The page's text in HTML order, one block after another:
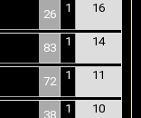
26 1 16
83 1 14
72 1 11
38 1 10